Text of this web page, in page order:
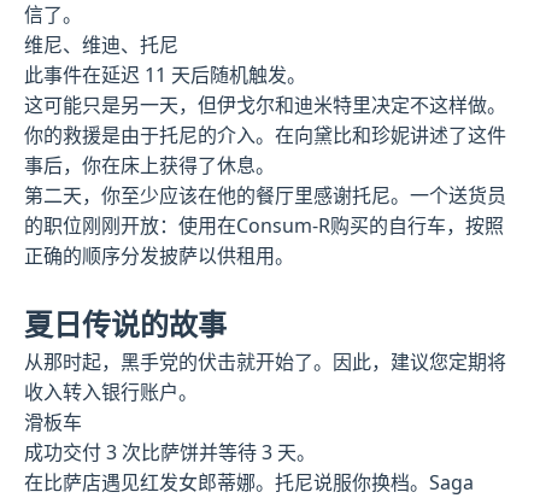
信了。
维尼、维迪、托尼
此事件在延迟 11 天后随机触发。
这可能只是另一天，但伊戈尔和迪米特里决定不这样做。
你的救援是由于托尼的介入。在向黛比和珍妮讲述了这件
事后，你在床上获得了休息。
第二天，你至少应该在他的餐厅里感谢托尼。一个送货员
的职位刚刚开放：使用在Consum-R购买的自行车，按照
正确的顺序分发披萨以供租用。
夏日传说的故事
从那时起，黑手党的伏击就开始了。因此，建议您定期将
收入转入银行账户。
滑板车
成功交付 3 次比萨饼并等待 3 天。
在比萨店遇见红发女郎蒂娜。托尼说服你换档。Saga